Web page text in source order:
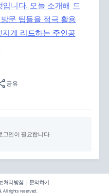
니다. 오늘 소개해 드
문 팁들을 적극 활용
게 리드하는 주인공
공유
그인이 필요합니다.
처리방침 문의하기
rights reserved.